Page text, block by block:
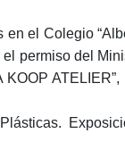
el Colegio
permiso del